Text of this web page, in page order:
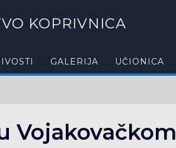
KOPRIVNICA
GALERIJA UČIONICA
Vojakovačkom